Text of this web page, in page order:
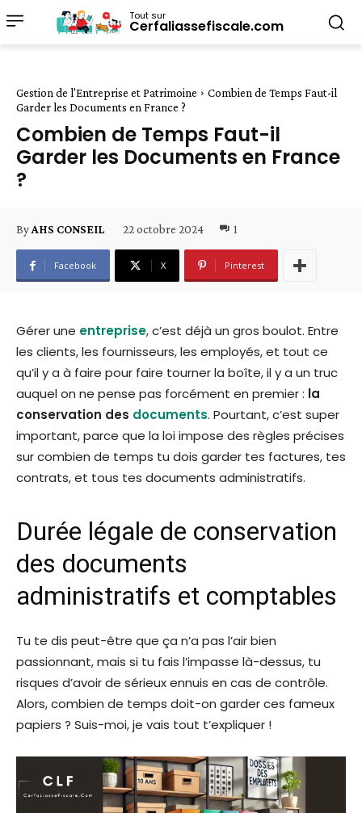
Tout sur
Cerfaliassefiscale.com
Gestion de l'Entreprise et Patrimoine
Combien de Temps Faut-il
Garder les Documents en France ?
Combien de Temps Faut-il
Garder les Documents en France
?
ByAHS CONSEIL 22 octobre 2024 1
Facebook X Pinterest
Gérer une entreprise, c’est déjà un gros boulot. Entre
les clients, les fournisseurs, les employés, et tout ce
qu’il y a à faire pour faire tourner la boîte, il y a un truc
auquel on ne pense pas forcément en premier : la
conservation des documents. Pourtant, c’est super
important, parce que la loi impose des règles précises
sur combien de temps tu dois garder tes factures, tes
contrats, et tous tes documents administratifs.
Durée légale de conservation
des documents
administratifs et comptables
Tu te dis peut-être que ça n’a pas l’air bien
passionnant, mais si tu fais l’impasse là-dessus, tu
risques d’avoir de sérieux ennuis en cas de contrôle.
Alors, combien de temps doit-on garder ces fameux
papiers ? Suis-moi, je vais tout t’expliquer !